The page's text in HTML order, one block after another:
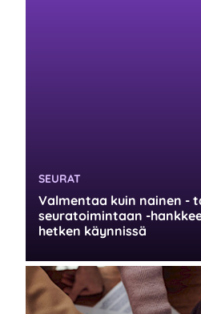
Valmentaa kuin nainen -
seuratoimintaan -
hetken käynnissä
KATEGORIA:
SEURAT